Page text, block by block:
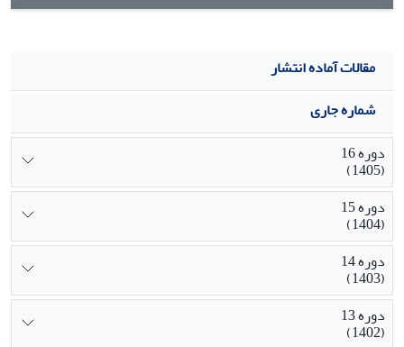
مقالات آماده انتشار
شماره جاری
دوره 16
(1405)
دوره 15
(1404)
دوره 14
(1403)
دوره 13
(1402)